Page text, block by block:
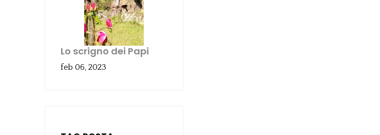
Lo scrigno dei Papi
feb 06, 2023